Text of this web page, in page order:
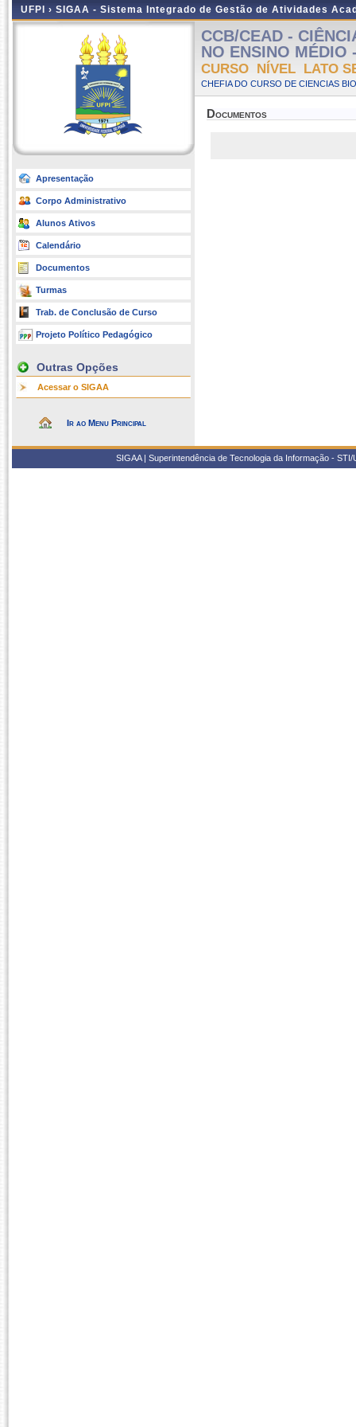
UFPI › SIGAA - Sistema Integrado de Gestão de Atividades
Apresentação
Corpo Administrativo
Alunos Ativos
Calendário
Documentos
Turmas
Trab. de Conclusão de Curso
Projeto Político Pedagógico
Outras Opções
Acessar o SIGAA
Ir ao Menu Principal
CCB/CEAD -
NO ENSINO
CURSO NÍVEL LATO
CHEFIA DO CURSO DE CIENCIAS
Documentos
SIGAA | Superintendência de Tecnologia da Informação -